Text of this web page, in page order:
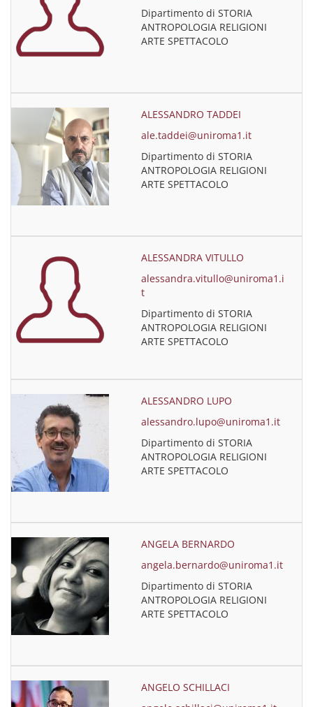
Dipartimento di STORIA
ANTROPOLOGIA RELIGIONI
ARTE SPETTACOLO
ALESSANDRO TADDEI
ale.taddei@uniroma1.it
Dipartimento di STORIA
ANTROPOLOGIA RELIGIONI
ARTE SPETTACOLO
ALESSANDRA VITULLO
alessandra.vitullo@uniroma1.i
t
Dipartimento di STORIA
ANTROPOLOGIA RELIGIONI
ARTE SPETTACOLO
ALESSANDRO LUPO
alessandro.lupo@uniroma1.it
Dipartimento di STORIA
ANTROPOLOGIA RELIGIONI
ARTE SPETTACOLO
ANGELA BERNARDO
angela.bernardo@uniroma1.it
Dipartimento di STORIA
ANTROPOLOGIA RELIGIONI
ARTE SPETTACOLO
ANGELO SCHILLACI